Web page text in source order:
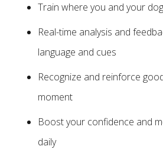
Train where you and your
Real-time analysis and
language and cues
Recognize and reinforce
moment
Boost your confidence and
daily